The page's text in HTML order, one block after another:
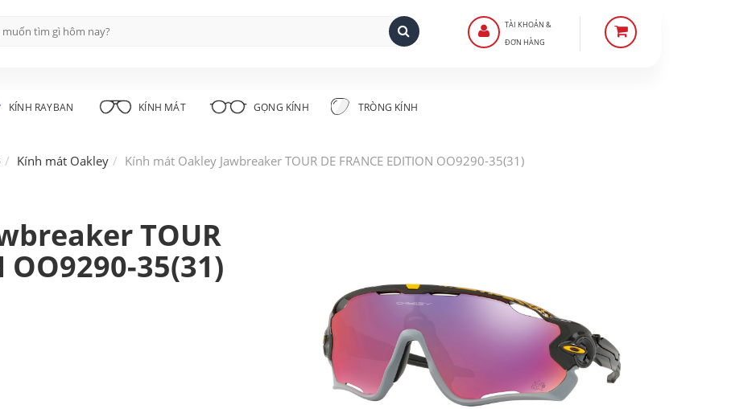
TÀI KHOẢN &
ĐƠN HÀNG
KÍNH RAYBAN KÍNH MÁT GỌNG KÍNH TRÒNG KÍNH
Kính mát Oakley Kính mát Oakley Jawbreaker TOUR DE FRANCE EDITION OO9290-35(31)
TOUR
OO9290-35(31)